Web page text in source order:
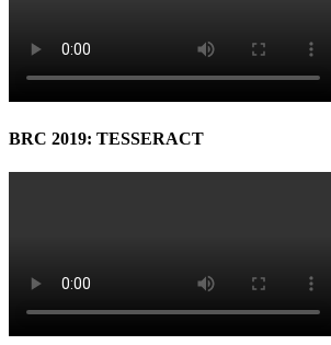
BRC 2019: TESSERACT